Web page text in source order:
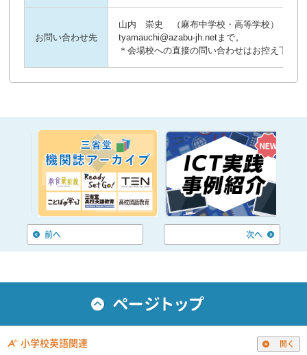
お問い合わせ先
山内 崇史 （麻布中学校・高等学校）
tyamauchi@azabu-jh.netまで。
＊会場校への直接の問い合わせはお控え下さ
前へ 次へ
小学校英語関連 開く